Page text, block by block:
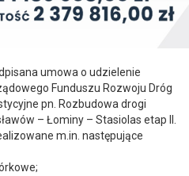
umowa o udzielenie
Funduszu Rozwoju Dróg
pn. Rozbudowa drogi
– Łominy – Stasiolas etap II.
m.in. następujące